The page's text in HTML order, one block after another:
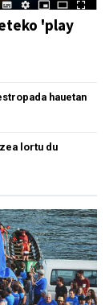
'play
hauetan
lortu du